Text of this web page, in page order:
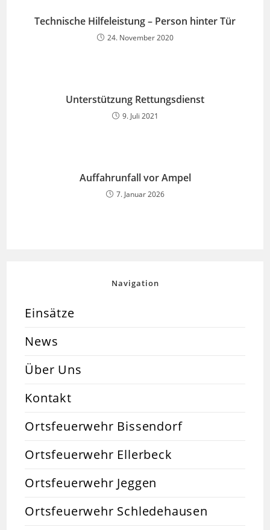
Technische Hilfeleistung – Person hinter Tür
24. November 2020
Unterstützung Rettungsdienst
9. Juli 2021
Auffahrunfall vor Ampel
7. Januar 2026
Navigation
Einsätze
News
Über Uns
Kontakt
Ortsfeuerwehr Bissendorf
Ortsfeuerwehr Ellerbeck
Ortsfeuerwehr Jeggen
Ortsfeuerwehr Schledehausen